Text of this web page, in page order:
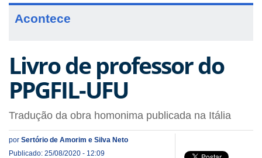
Acontece
Livro de professor do
PPGFIL-UFU
Tradução da obra homonima publicada na Itália
por Sertório de Amorim e Silva Neto
Publicado: 25/08/2020 - 12:09